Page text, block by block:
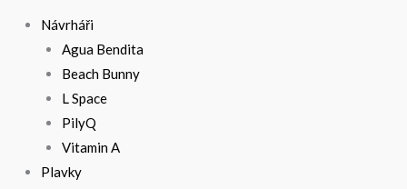
Návrháři
Agua Bendita
Beach Bunny
L Space
PilyQ
Vitamin A
Plavky